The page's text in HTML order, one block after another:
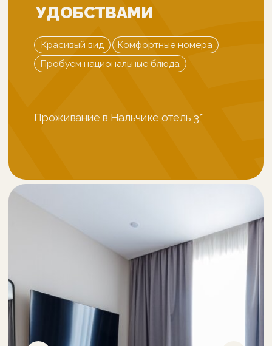
Дегустируем минеральную горную
воду на
поляне нарзанов,
Вечером возвращаемся в гостиницу в
Нальчик
Фотоотчёты